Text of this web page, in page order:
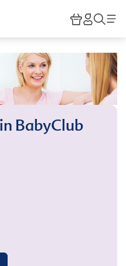
HiPP
BabyClub